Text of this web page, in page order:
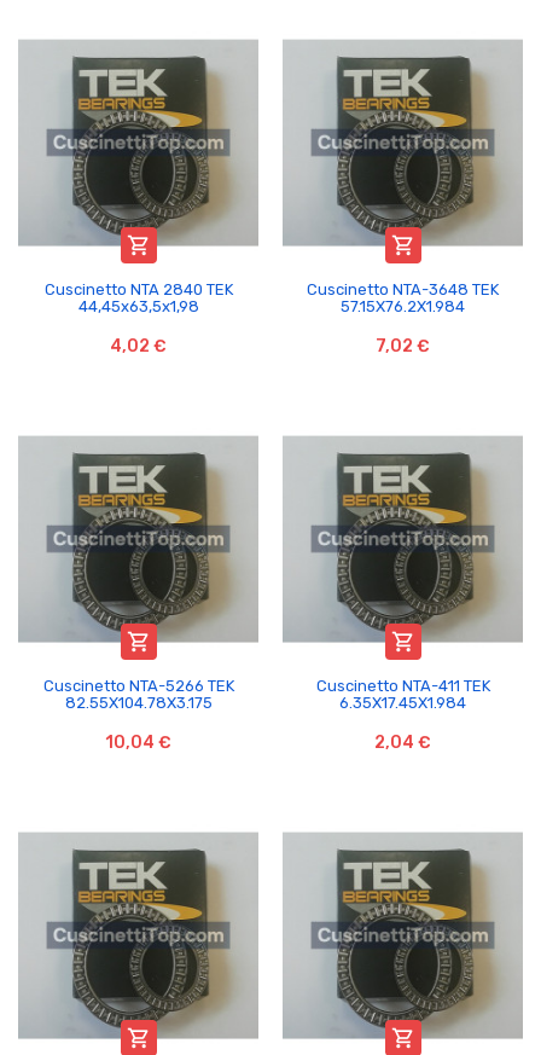

Cuscinetto NTA 2840 TEK
44,45x63,5x1,98
4,02 €

Cuscinetto NTA-3648 TEK
57.15X76.2X1.984
7,02 €

Cuscinetto NTA-5266 TEK
82.55X104.78X3.175
10,04 €

Cuscinetto NTA-411 TEK
6.35X17.45X1.984
2,04 €
 